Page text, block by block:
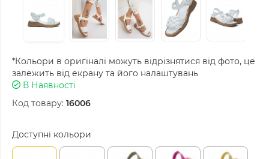
*Кольори в оригіналі можуть відрізнятися від фото, це
залежить від екрану та його налаштувань
В Наявності
Код товару: 16006
Доступні кольори